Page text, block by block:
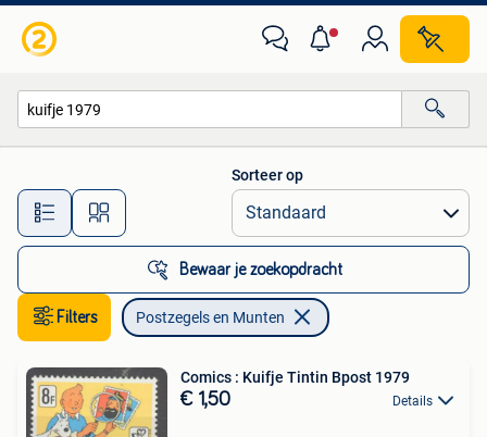
Alle afstanden…
Sorteer op
Bewaar je zoekopdracht
Filters Postzegels en Munten
Comics : Kuifje Tintin Bpost 1979
€ 1,50 Details